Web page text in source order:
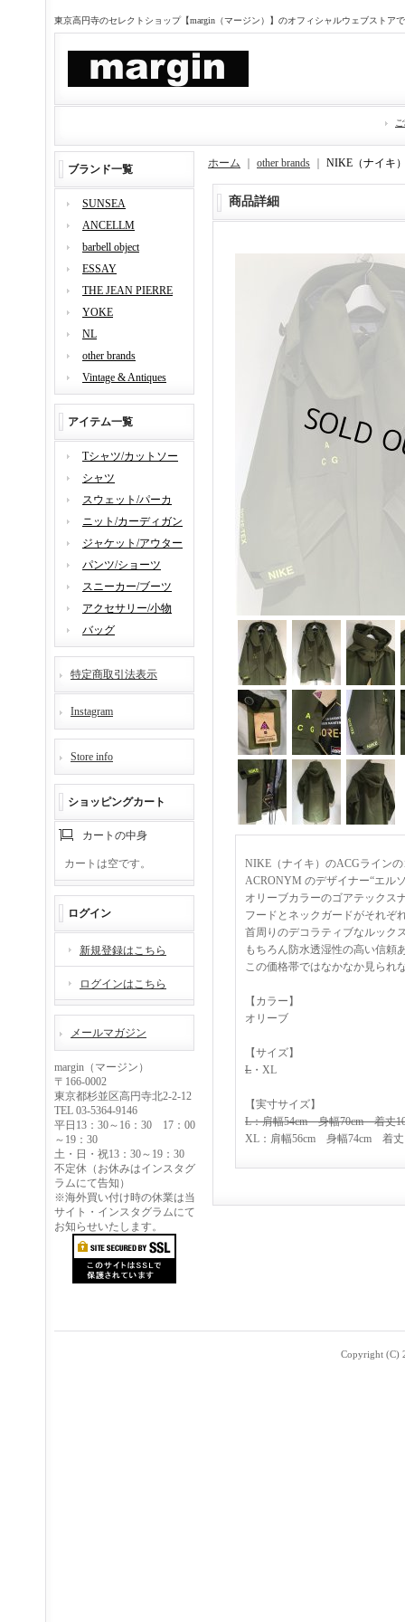
東京高円寺のセレクトショップ【margin（マージン）】のオフィシャルウェブストア
ブランド一覧
SUNSEA
ANCELLM
barbell object
ESSAY
THE JEAN PIERRE
YOKE
NL
other brands
Vintage & Antiques
アイテム一覧
Tシャツ/カットソー
シャツ
スウェット/パーカ
ニット/カーディガン
ジャケット/アウター
パンツ/ショーツ
スニーカー/ブーツ
アクセサリー/小物
バッグ
特定商取引法表示
Instagram
Store info
ショッピングカート
カートの中身
カートは空です。
ログイン
新規登録はこちら
ログインはこちら
メールマガジン
margin（マージン）
〒166-0002
東京都杉並区高円寺北2-2-12
TEL 03-5364-9146
平日13：30～16：30 17：00
～19：30
土・日・祝13：30～19：30
不定休（お休みはインスタグ
ラムにて告知）
※海外買い付け時の休業は当
サイト・インスタグラムにて
お知らせいたします。
ホーム other brands NIKE（ナイキ
商品詳細
NIKE（ナイキ）のACGライン
ACRONYM のデザイナー“エル
オリーブカラーのゴアテックス
フードとネックガードがそれぞ
首周りのデコラティブなルック
もちろん防水透湿性の高い信頼
この価格帯ではなかなか見られ
【カラー】
オリーブ
【サイズ】
L ・XL
【実寸サイズ】
L：肩幅54cm 身幅70cm 着丈
XL：肩幅56cm 身幅74cm 着丈
Copyright (C)